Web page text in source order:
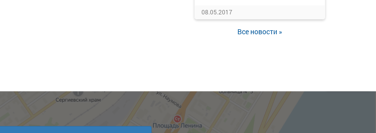
08.05.2017
Все новости »